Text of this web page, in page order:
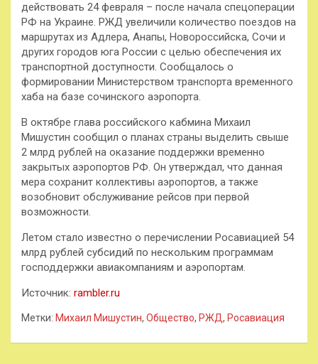
действовать 24 февраля – после начала спецоперации
РФ на Украине. РЖД увеличили количество поездов на
маршрутах из Адлера, Анапы, Новороссийска, Сочи и
других городов юга России с целью обеспечения их
транспортной доступности. Сообщалось о
формировании Министерством транспорта временного
хаба на базе сочинского аэропорта.
В октябре глава российского кабмина Михаил
Мишустин сообщил о планах страны выделить свыше
2 млрд рублей на оказание поддержки временно
закрытых аэропортов РФ. Он утверждал, что данная
мера сохранит коллективы аэропортов, а также
возобновит обслуживание рейсов при первой
возможности.
Летом стало известно о перечислении Росавиацией 54
млрд рублей субсидий по нескольким программам
господдержки авиакомпаниям и аэропортам.
Источник: rambler.ru
Метки: Михаил Мишустин, Общество, РЖД, Росавиация